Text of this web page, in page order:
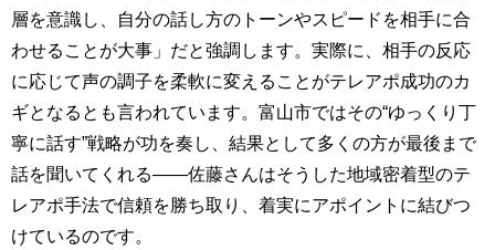
層を意識し、自分の話し方のトーンやスピードを相手に合
わせることが大事」だと強調します。実際に、相手の反応
に応じて声の調子を柔軟に変えることがテレアポ成功のカ
ギとなるとも言われています。富山市ではその“ゆっくり丁
寧に話す”戦略が功を奏し、結果として多くの方が最後まで
話を聞いてくれる——佐藤さんはそうした地域密着型のテ
レアポ手法で信頼を勝ち取り、着実にアポイントに結びつ
けているのです。